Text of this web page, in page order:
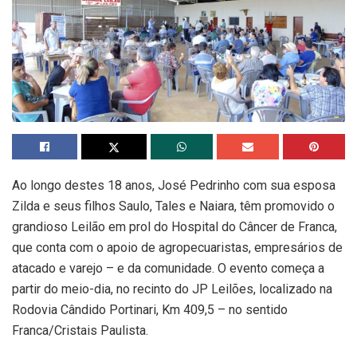
Ao longo destes 18 anos, José Pedrinho com sua esposa
Zilda e seus filhos Saulo, Tales e Naiara, têm promovido o
grandioso Leilão em prol do Hospital do Câncer de Franca,
que conta com o apoio de agropecuaristas, empresários de
atacado e varejo – e da comunidade. O evento começa a
partir do meio-dia, no recinto do JP Leilões, localizado na
Rodovia Cândido Portinari, Km 409,5 – no sentido
Franca/Cristais Paulista.